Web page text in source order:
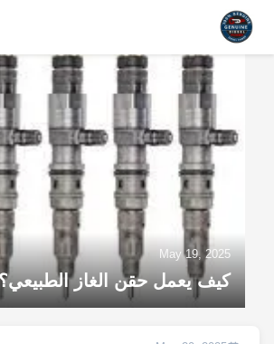
May 19, 2025
كيف يعمل حقن الغاز الطبيعي؟